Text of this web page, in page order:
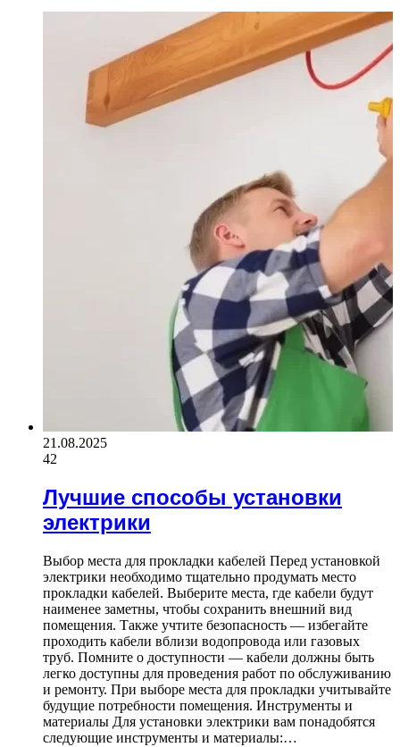
21.08.2025
42
Лучшие способы установки
электрики
Выбор места для прокладки кабелей Перед установкой
электрики необходимо тщательно продумать место
прокладки кабелей. Выберите места, где кабели будут
наименее заметны, чтобы сохранить внешний вид
помещения. Также учтите безопасность — избегайте
проходить кабели вблизи водопровода или газовых
труб. Помните о доступности — кабели должны быть
легко доступны для проведения работ по обслуживанию
и ремонту. При выборе места для прокладки учитывайте
будущие потребности помещения. Инструменты и
материалы Для установки электрики вам понадобятся
следующие инструменты и материалы:…